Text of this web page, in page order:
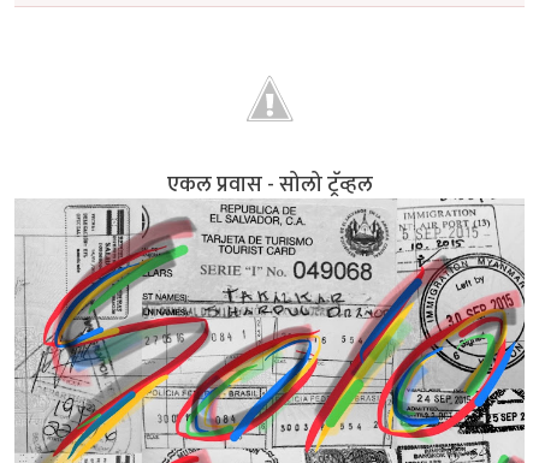
एकल प्रवास - सोलो ट्रॅव्हल